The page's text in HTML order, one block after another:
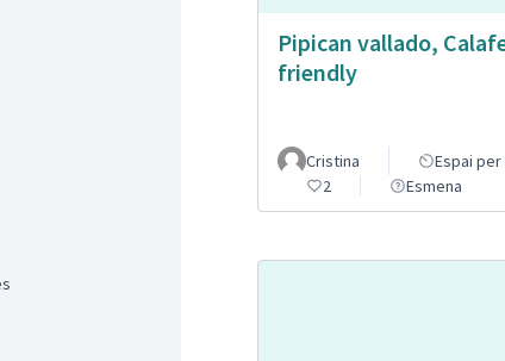
Pipican vallado,
friendly
Cristina Espai
2
Esmena